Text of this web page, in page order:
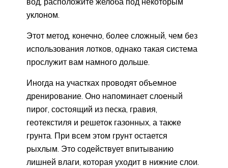
уклоном.
Этот метод, конечно, более сложный, чем без
использования лотков, однако такая система
прослужит вам намного дольше.
Иногда на участках проводят объемное
дренирование. Оно напоминает слоеный
пирог, состоящий из песка, гравия,
геотекстиля и решеток газонных, а также
грунта. При всем этом грунт остается
рыхлым. Это содействует впитыванию
лишней влаги, которая уходит в нижние слои.